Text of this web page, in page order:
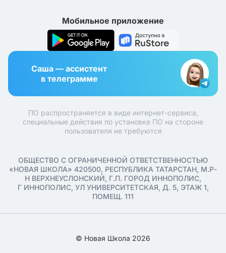
Мобильное приложение
Саша — ассистент
в телеграмме
ПО распространяется в виде интернет-сервиса,
специальные действия по установке ПО на стороне
пользователя не требуются
ОБЩЕСТВО С ОГРАНИЧЕННОЙ ОТВЕТСТВЕННОСТЬЮ
«НОВАЯ ШКОЛА» 420500, РЕСПУБЛИКА ТАТАРСТАН, М.Р-
Н ВЕРХНЕУСЛОНСКИЙ, Г.П. ГОРОД ИННОПОЛИС,
Г ИННОПОЛИС, УЛ УНИВЕРСИТЕТСКАЯ, Д. 5, ЭТАЖ 1,
ПОМЕЩ. 111
© Новая Школа 2026